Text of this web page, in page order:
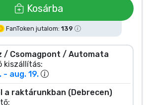
Kosárba
FanToken jutalom: 139
/ Csomagpont / Automata
kiszállítás:
- aug. 19.
a raktárunkban (Debrecen)